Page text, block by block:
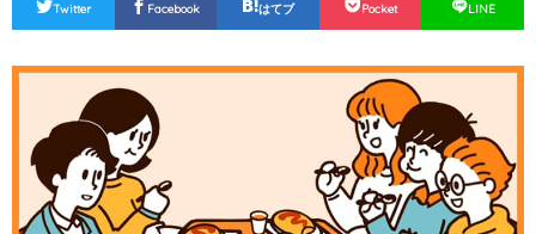
Twitter Facebook はてブ Pocket LINE